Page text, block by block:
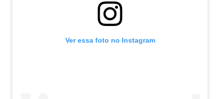
Ver essa foto no Instagram